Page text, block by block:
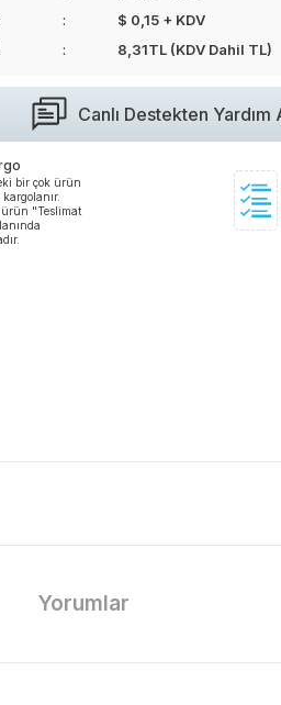
$ 0,15 + KDV
8,31TL (KDV Dahil TL)
Canlı Destekten Yardım
bir çok ürün
ürün "Teslimat
Yorumlar